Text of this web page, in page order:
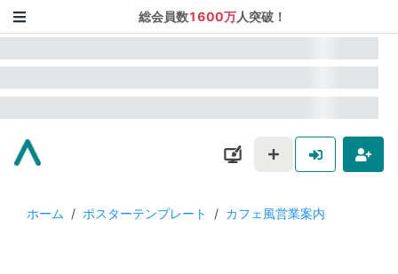
総会員数1600万人突破！
ホーム / ポスターテンプレート / カフェ風営業案内